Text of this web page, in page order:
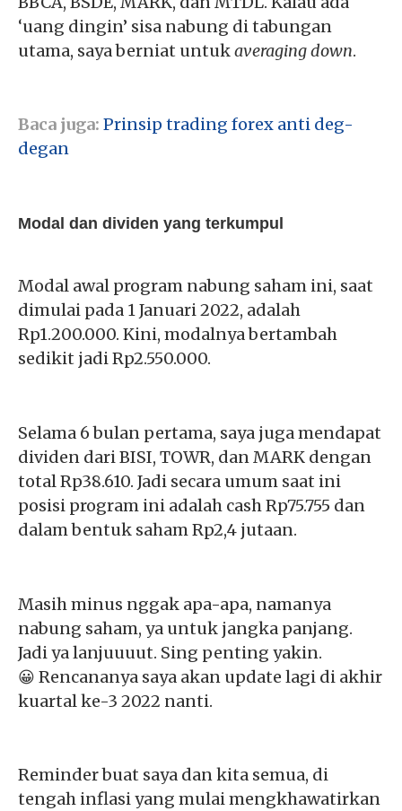
‘uang dingin’ sisa nabung di tabungan
utama, saya berniat untukaveraging down.
Baca juga: Prinsip trading forex anti deg-
degan
Modal dan dividen yang terkumpul
Modal awal program nabung saham ini, saat
dimulai pada 1 Januari 2022, adalah
Rp1.200.000. Kini, modalnya bertambah
sedikit jadi Rp2.550.000.
Selama 6 bulan pertama, saya juga mendapat
dividen dari BISI, TOWR, dan MARK dengan
total Rp38.610. Jadi secara umum saat ini
posisi program ini adalah cash Rp75.755 dan
dalam bentuk saham Rp2,4 jutaan.
Masih minus nggak apa-apa, namanya
nabung saham, ya untuk jangka panjang.
Jadi ya lanjuuuut. Sing penting yakin.
😀 Rencananya saya akan update lagi di akhir
kuartal ke-3 2022 nanti.
Reminder buat saya dan kita semua, di
tengah inflasi yang mulai mengkhawatirkan